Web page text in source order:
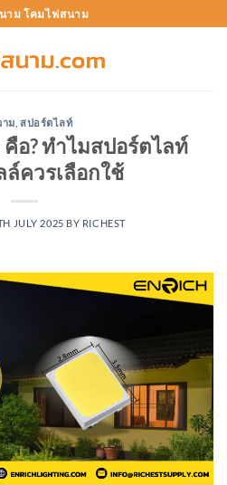
าม โคมไฟสนาม
าม สปอร์ตไลท์
คือ? ทำไมสปอร์ตไลท์
ล์ควรเลือกใช้
JULY 2025 BY RICHEST